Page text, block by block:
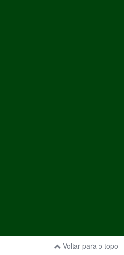
Voltar para o topo